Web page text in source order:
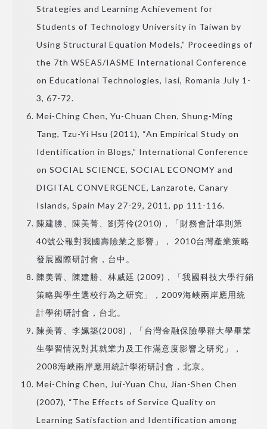
Strategies and Learning Achievement for
Students of Technology University in Taiwan by
Using Structural Equation Models,” Proceedings of
the 7th WSEAS/IASME International Conference
on Educational Technologies, Iasi, Romania July 1-
3, 67-72.
Mei-Ching Chen, Yu-Chuan Chen, Shung-Ming
Tang, Tzu-Yi Hsu (2011), “An Empirical Study on
Identification in Blogs,” International Conference
on SOCIAL SCIENCE, SOCIAL ECONOMY and
DIGITAL CONVERGENCE, Lanzarote, Canary
Islands, Spain May 27-29, 2011, pp 111-116.
陳建勝、陳美菁、劉芳伶(2010)，「財務會計準則第
40號公報對我國壽險業之影響」， 2010台灣產業策略
發展國際研討會，台中。
陳美菁、陳建勝、林威廷 (2009)，「我國科技大學行銷
策略與學生選校行為之研究」，2009海峽兩岸應用統
計學術研討會，台北。
陳美菁、李姵築(2008)，「台灣金融保險學群大學畢業
生學習情況對其就業力及工作滿意度影響之研究」，
2008海峽兩岸應用統計學術研討會，北京。
Mei-Ching Chen, Jui-Yuan Chu, Jian-Shen Chen
(2007), “The Effects of Service Quality on
Learning Satisfaction and Identification among